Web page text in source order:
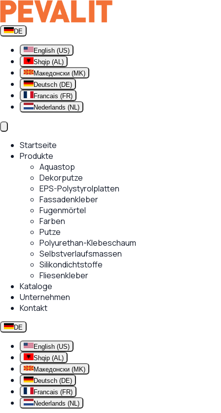
DE
English (US)
Shqip (AL)
Македонски (MK)
Deutsch (DE)
Francais (FR)
Nederlands (NL)
Startseite
Produkte
Aquastop
Dekorputze
EPS-Polystyrolplatten
Fassadenkleber
Fugenmörtel
Farben
Putze
Polyurethan-Klebeschaum
Selbstverlaufsmassen
Silikondichtstoffe
Fliesenkleber
Kataloge
Unternehmen
Kontakt
DE
English (US)
Shqip (AL)
Македонски (MK)
Deutsch (DE)
Francais (FR)
Nederlands (NL)